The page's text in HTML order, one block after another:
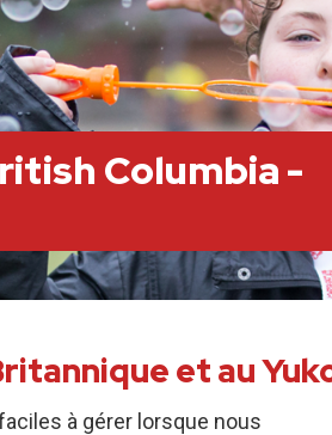
Columbia -
et au
à gérer lorsque nous